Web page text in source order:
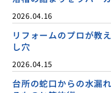
2026.04.16
リフォームのプロが教
し穴
2026.04.15
台所の蛇口からの水漏